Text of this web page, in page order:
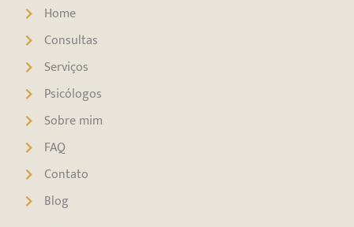
Home
Consultas
Serviços
Psicólogos
Sobre mim
FAQ
Contato
Blog